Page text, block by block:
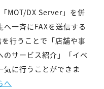
MOT/DX Server」を併
一斉にFAXを送信する
行うことで「店舗や事
のサービス紹介」「イベ
気に行うことができま
へ